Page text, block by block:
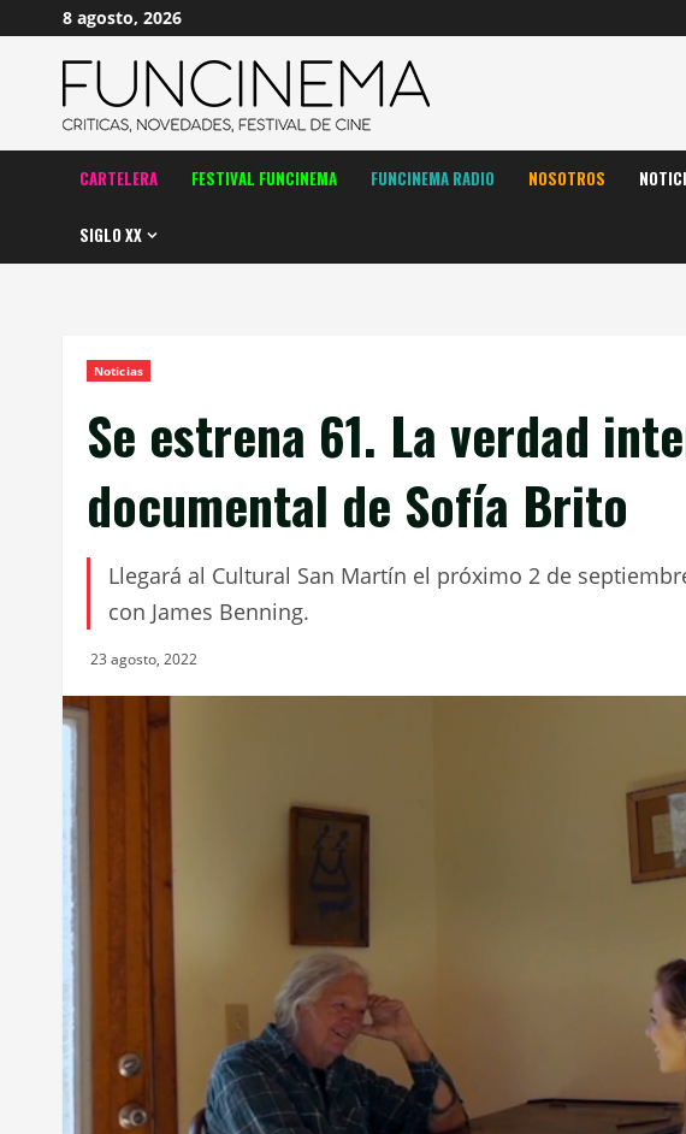
contenido
8 agosto, 2026
CARTELERA FESTIVAL FUNCINEMA FUNCINEMA RADIO NOSOTROS
SIGLO XX
Noticias
Se estrena 61. La verdad
documental de Sofía Brito
Llegará al Cultural San Martín el próximo 2 de
con James Benning.
23 agosto, 2022